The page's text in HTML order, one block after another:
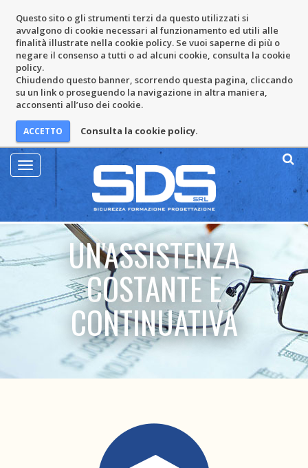
Questo sito o gli strumenti terzi da questo utilizzati si
avvalgono di cookie necessari al funzionamento ed utili alle
finalità illustrate nella cookie policy. Se vuoi saperne di più o
negare il consenso a tutti o ad alcuni cookie, consulta la cookie
policy.
Chiudendo questo banner, scorrendo questa pagina, cliccando
su un link o proseguendo la navigazione in altra maniera,
acconsenti all’uso dei cookie.
Consulta la cookie policy.
Mostra
Menu
UN'ASSISTENZA
COSTANTE E
CONTINUATIVA